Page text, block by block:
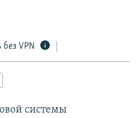
без VPN
системы